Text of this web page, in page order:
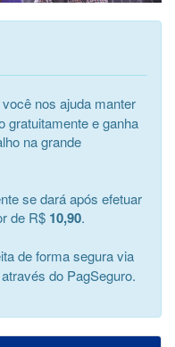
nos ajuda manter
gratuitamente e ganha
na grande
se dará após efetuar
de R$ 10,90.
de forma segura via
do PagSeguro.